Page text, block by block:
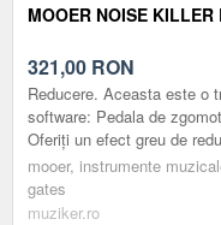
MOOER NOISE
321,00 RON
Reducere. Aceasta este o
software: Pedala de
Oferiți un efect greu de
mooer, instrumente
gates
muziker.ro